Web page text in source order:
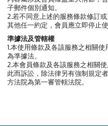
子郵件個別通知。
2.若不同意上述的服務條款修訂
其他任一約定，會員應立即停止使
準據法及管轄權
1.本使用條款及各該服務之相關
為準據法。
2.本會員條款及各該服務之相關
此而訴訟，除法律另有強制規定
方法院為第一審管轄法院。